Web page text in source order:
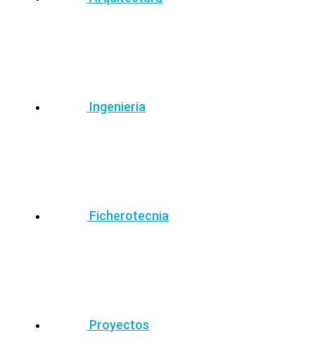
Ingenieria
Ficherotecnia
Proyectos